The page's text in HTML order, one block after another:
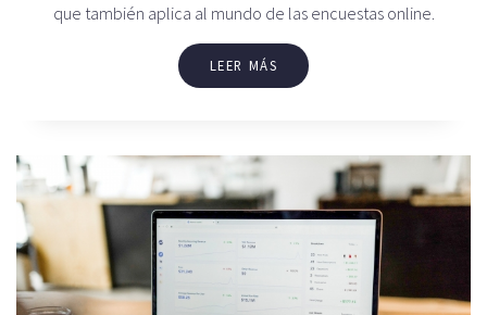
que también aplica al mundo de las encuestas online.
LEER MÁS